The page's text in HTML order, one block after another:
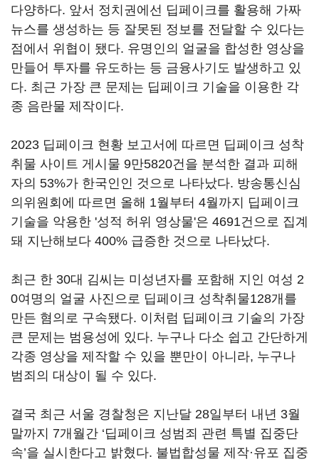
다양하다. 앞서 정치권에선 딥페이크를 활용해 가짜
뉴스를 생성하는 등 잘못된 정보를 전달할 수 있다는
점에서 위협이 됐다. 유명인의 얼굴을 합성한 영상을
만들어 투자를 유도하는 등 금융사기도 발생하고 있
다. 최근 가장 큰 문제는 딥페이크 기술을 이용한 각
종 음란물 제작이다.
2023 딥페이크 현황 보고서에 따르면 딥페이크 성착
취물 사이트 게시물 9만5820건을 분석한 결과 피해
자의 53%가 한국인인 것으로 나타났다. 방송통신심
의위원회에 따르면 올해 1월부터 4월까지 딥페이크
기술을 악용한 '성적 허위 영상물'은 4691건으로 집계
돼 지난해보다 400% 급증한 것으로 나타났다.
최근 한 30대 김씨는 미성년자를 포함해 지인 여성 2
0여명의 얼굴 사진으로 딥페이크 성착취물128개를
만든 혐의로 구속됐다. 이처럼 딥페이크 기술의 가장
큰 문제는 범용성에 있다. 누구나 다소 쉽고 간단하게
각종 영상을 제작할 수 있을 뿐만이 아니라, 누구나
범죄의 대상이 될 수 있다.
결국 최근 서울 경찰청은 지난달 28일부터 내년 3월
말까지 7개월간 ‘딥페이크 성범죄 관련 특별 집중단
속’을 실시한다고 밝혔다. 불법합성물 제작·유포 집중